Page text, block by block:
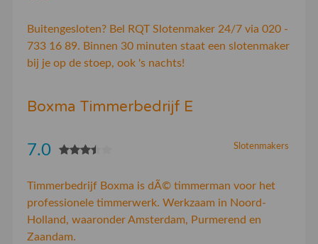
Buitengesloten? Bel RQT Slotenmaker 24/7 via 020 -
733 16 89. Binnen 30 minuten staat een slotenmaker
bij je op de stoep, ook 's nachts!
Boxma Timmerbedrijf E
Slotenmakers
7.0
Timmerbedrijf Boxma is dÃ© timmerman voor het
professionele timmerwerk. Werkzaam in Noord-
Holland, waaronder Amsterdam, Purmerend en
Zaandam.